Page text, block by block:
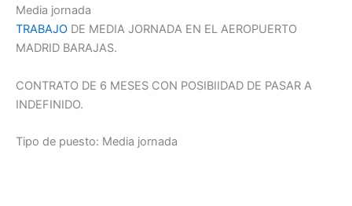
Media jornada
TRABAJO DE MEDIA JORNADA EN EL AEROPUERTO
MADRID BARAJAS.
CONTRATO DE 6 MESES CON POSIBIIDAD DE PASAR A
INDEFINIDO.
Tipo de puesto: Media jornada